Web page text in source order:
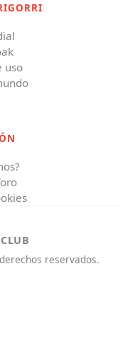
uso
reservados.